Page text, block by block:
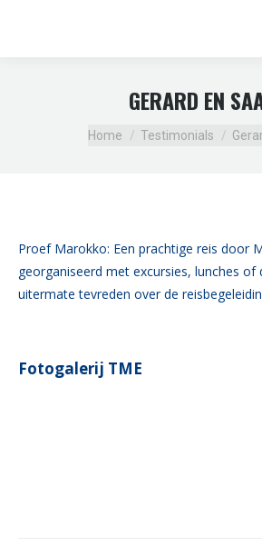
GERARD EN
Je bent hier:
Home Testimonials
Proef Marokko: Een prachtige reis door
georganiseerd met excursies, lunches of
uitermate tevreden over de
Fotogalerij TME